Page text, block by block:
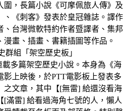
圍，長篇小說《可摩佩旅人傳》及
、《刺客》發表於皇冠雜誌。譯作
、台灣微軟特約作者暨譯者、集邦
畫、插畫、書籍插圖等作品。
群組「架空歷史板」
載多篇架空歷史小說。本身為《海
影上映後，於PTT電影板上發表多
之文章，其中【[無雷] 給還沒看海
[滿雷] 給看過海角七號的人，懶人